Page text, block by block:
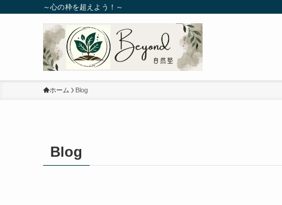
～心の枠を超えよう！～
ホーム Blog
Blog